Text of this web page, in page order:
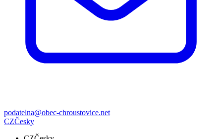
podatelna@obec-chroustovice.net
CZČesky